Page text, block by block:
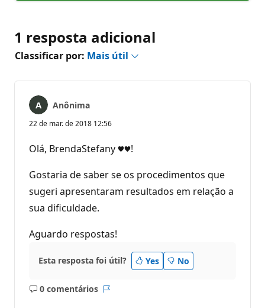
1 resposta adicional
Classificar por: Mais útil
Anônima
22 de mar. de 2018 12:56
Olá, BrendaStefany ♥♥!
Gostaria de saber se os procedimentos que
sugeri apresentaram resultados em relação a
sua dificuldade.
Aguardo respostas!
Esta resposta foi útil? Yes No
0 comentários
Sem